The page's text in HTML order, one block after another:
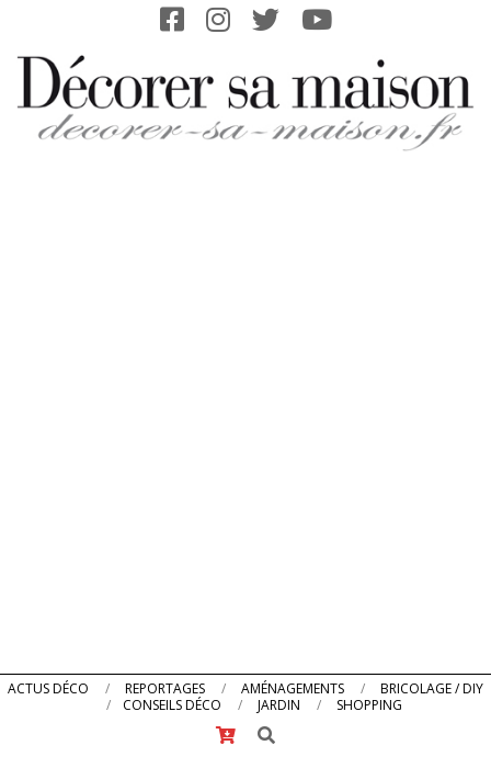
content
Primary
ACTUS DÉCO REPORTAGES AMÉNAGEMENTS
BRICOLAGE / DIY
CONSEILS DÉCO
JARDIN
SHOPPING
Search